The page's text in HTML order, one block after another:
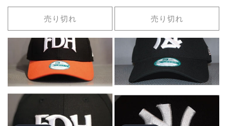
常
格
売り切れ 売り切れ